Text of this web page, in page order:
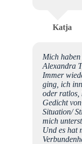
Katja
Mich
Alexandra
Immer
ging, ich
oder ratlos,
Gedicht
Situation/
mich
Und es hat